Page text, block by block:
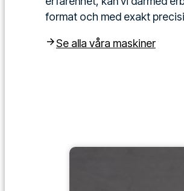
format och med exakt
Se alla våra maskiner